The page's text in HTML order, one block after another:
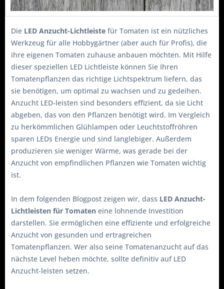
Die LED Anzucht-Lichtleiste für Tomaten ist ein nützliches
Werkzeug für alle Hobbygärtner (aber auch für Profis), die
ihre eigenen Tomaten zuhause anbauen möchten. Mit Hilfe
dieser speziellen LED Lichtleiste können Sie Ihren
Tomatenpflanzen das richtige Lichtspektrum liefern, das
sie benötigen, um optimal zu wachsen und zu gedeihen.
Anzucht LED-leisten sind besonders effizient, da sie Licht
abgeben, das von den Pflanzen benötigt wird. Im Vergleich
zu herkömmlichen Glühlampen oder Leuchtstoffröhren
sparen LEDs Energie und sind langlebiger. Außerdem
produzieren sie weniger Wärme, was gerade bei der
Anzucht von empfindlichen Pflanzen wie Tomaten wichtig
ist.
In dem folgenden Blogpost zeigen wir, dass LED Anzucht-
Lichtleisten für Tomaten eine lohnende Investition
darstellen. Sie ermöglichen eine effiziente und erfolgreiche
Anzucht von gesunden und ertragreichen
Tomatenpflanzen. Wer also seine Tomatenanzucht auf das
nächste Level heben möchte, sollte definitiv auf LED
Anzucht-leisten setzen.